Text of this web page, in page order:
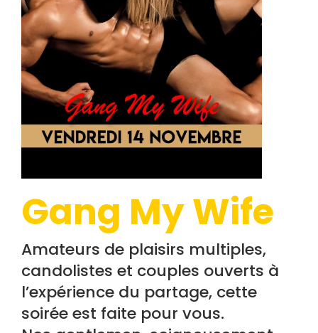
Gang My Wife
Amateurs de plaisirs multiples,
candolistes et couples ouverts à
l’expérience du partage, cette
soirée est faite pour vous.